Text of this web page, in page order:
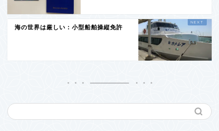
海の世界は厳しい：小型船舶操縦免許